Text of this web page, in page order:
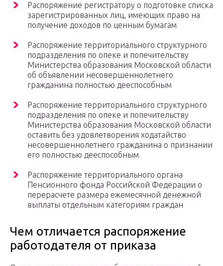
Распоряжение регистратору о подготовке списка
зарегистрированных лиц, имеющих право на
получение доходов по ценным бумагам
Распоряжение территориального структурного
подразделения по опеке и попечительству
Министерства образования Московской области
об объявлении несовершеннолетнего
гражданина полностью дееспособным
Распоряжение территориального структурного
подразделения по опеке и попечительству
Министерства образования Московской области
оставить без удовлетворения ходатайство
несовершеннолетнего гражданина о признании
его полностью дееспособным
Распоряжение территориального органа
Пенсионного фонда Российской Федерации о
перерасчете размера ежемесячной денежной
выплаты отдельным категориям граждан
Чем отличается распоряжение
работодателя от приказа